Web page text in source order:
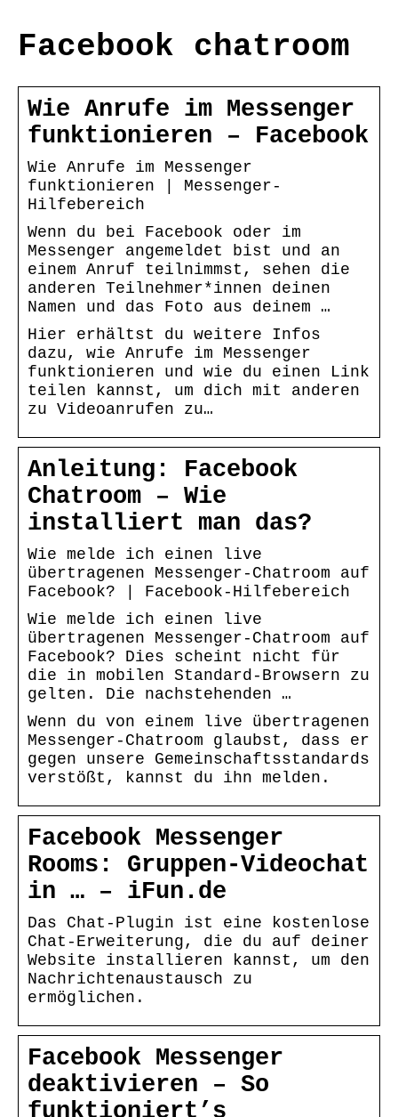
Facebook chatroom
Wie Anrufe im Messenger
funktionieren – Facebook
Wie Anrufe im Messenger
funktionieren | Messenger-
Hilfebereich
Wenn du bei Facebook oder im
Messenger angemeldet bist und an
einem Anruf teilnimmst, sehen die
anderen Teilnehmer*innen deinen
Namen und das Foto aus deinem …
Hier erhältst du weitere Infos
dazu, wie Anrufe im Messenger
funktionieren und wie du einen Link
teilen kannst, um dich mit anderen
zu Videoanrufen zu…
Anleitung: Facebook
Chatroom – Wie
installiert man das?
Wie melde ich einen live
übertragenen Messenger-Chatroom auf
Facebook? | Facebook-Hilfebereich
Wie melde ich einen live
übertragenen Messenger-Chatroom auf
Facebook? Dies scheint nicht für
die in mobilen Standard-Browsern zu
gelten. Die nachstehenden …
Wenn du von einem live übertragenen
Messenger-Chatroom glaubst, dass er
gegen unsere Gemeinschaftsstandards
verstößt, kannst du ihn melden.
Facebook Messenger
Rooms: Gruppen-Videochat
in … – iFun.de
Das Chat-Plugin ist eine kostenlose
Chat-Erweiterung, die du auf deiner
Website installieren kannst, um den
Nachrichtenaustausch zu
ermöglichen.
Facebook Messenger
deaktivieren – So
funktioniert’s